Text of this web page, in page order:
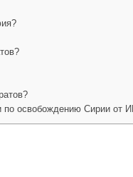
по освобождению Сирии от